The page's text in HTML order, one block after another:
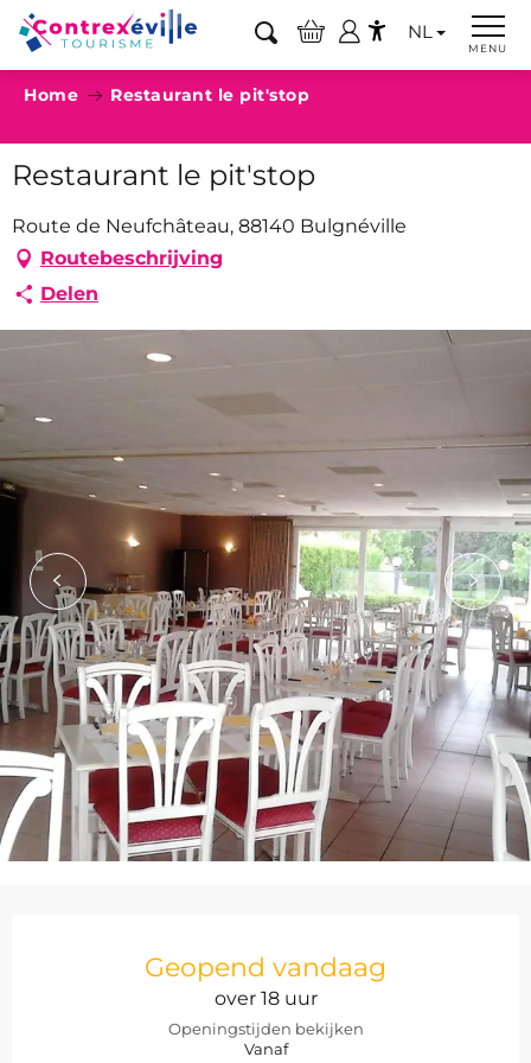
Aller
au
contenu
principal
MENU
Accessibilité
Zoek op
NL
Home Restaurant le pit'stop
Restaurant le pit'stop
Route de Neufchâteau, 88140 Bulgnéville
Routebeschrijving
Delen
Geopend vandaag
over 18 uur
Openingstijden bekijken
Vanaf